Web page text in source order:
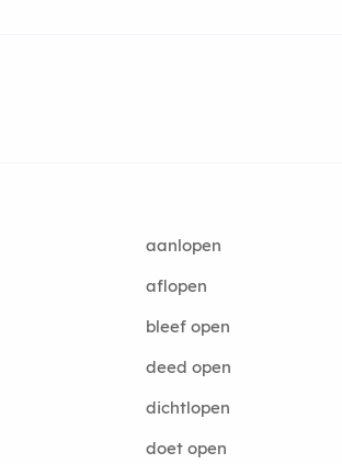
aanlopen
aflopen
bleef open
deed open
dichtlopen
doet open